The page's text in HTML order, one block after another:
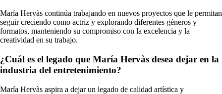
María Hervàs continúa trabajando en nuevos proyectos que le permitan
seguir creciendo como actriz y explorando diferentes géneros y
formatos, manteniendo su compromiso con la excelencia y la
creatividad en su trabajo.
¿Cuál es el legado que María Hervàs desea dejar en la
industria del entretenimiento?
María Hervàs aspira a dejar un legado de calidad artística y